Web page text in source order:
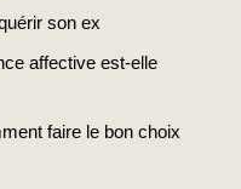
son ex
affective est-elle
faire le bon choix